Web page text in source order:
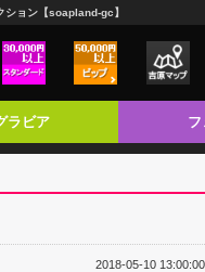
ション【soapland-gc】
ラビア
2018-05-10 13:00:00